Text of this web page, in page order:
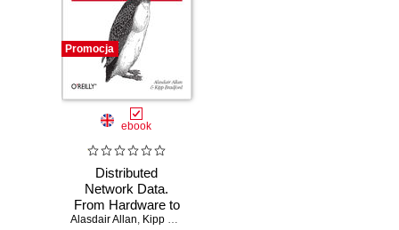
Promocja
ebook
Distributed
Network Data.
From Hardware to
Data to
Alasdair Allan, Kipp Bradford